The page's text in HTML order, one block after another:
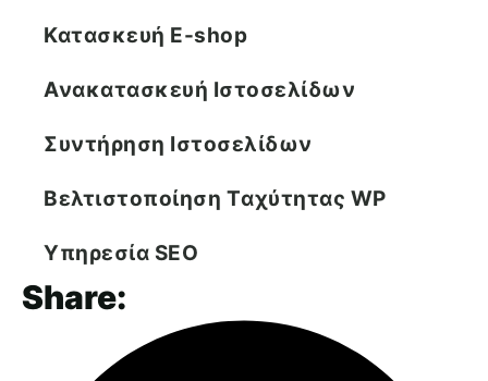
Κατασκευή E-shop
Ανακατασκευή Ιστοσελίδων
Συντήρηση Ιστοσελίδων
Βελτιστοποίηση Tαχύτητας WP
Υπηρεσία SEO
Share: